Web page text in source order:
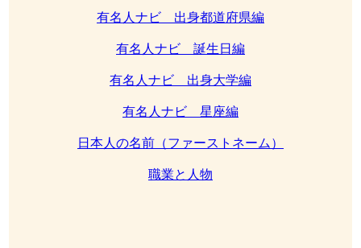
有名人ナビ 出身都道府県編
有名人ナビ 誕生日編
有名人ナビ 出身大学編
有名人ナビ 星座編
日本人の名前（ファーストネーム）
職業と人物